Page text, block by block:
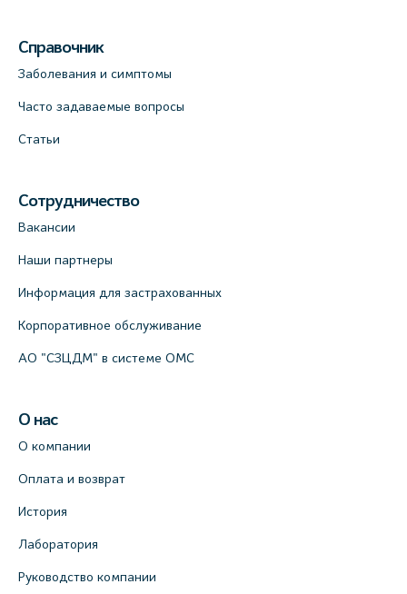
Справочник
Заболевания и симптомы
Часто задаваемые вопросы
Статьи
Сотрудничество
Вакансии
Наши партнеры
Информация для застрахованных
Корпоративное обслуживание
АО "СЗЦДМ" в системе ОМС
О нас
О компании
Оплата и возврат
История
Лаборатория
Руководство компании